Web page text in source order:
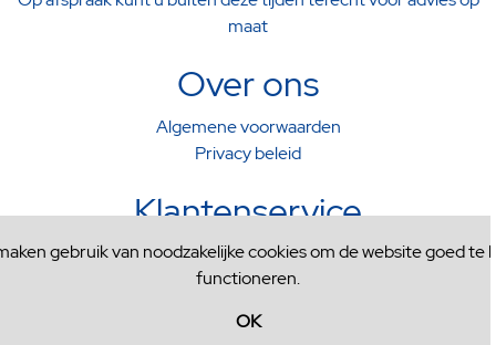
gebruik van noodzakelijke cookies om de website goed te
functioneren.
OK
maat
Over ons
Algemene voorwaarden
Privacy beleid
Klantenservice
Verzenden & Afhalen
Ruilen & Retourneren